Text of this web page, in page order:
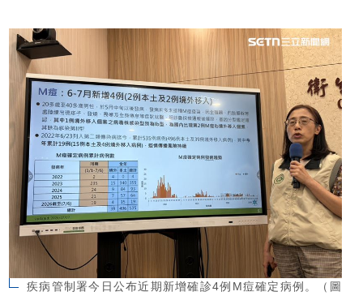
疾病管制署今日公布近期新增確診4例M痘確定病例。（圖